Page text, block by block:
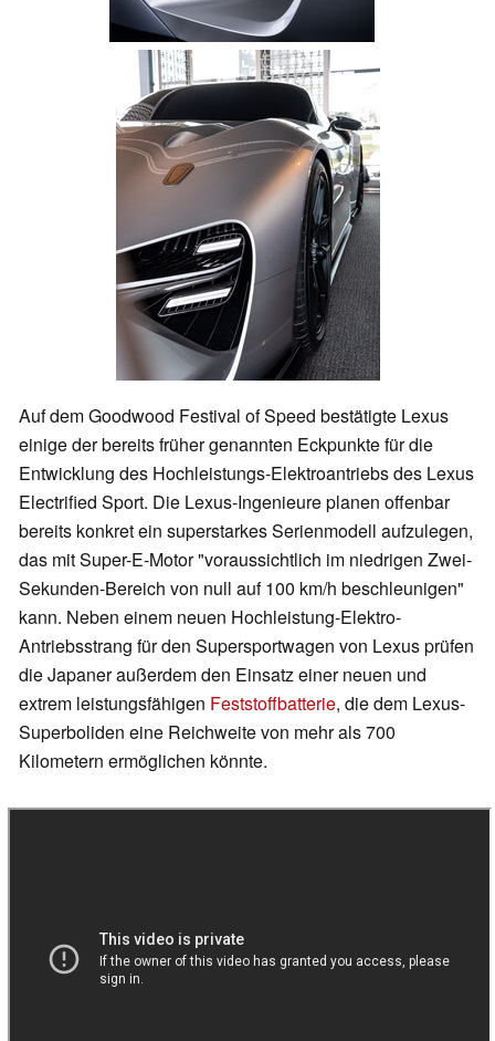
Auf dem Goodwood Festival of Speed bestätigte Lexus
einige der bereits früher genannten Eckpunkte für die
Entwicklung des Hochleistungs-Elektroantriebs des Lexus
Electrified Sport. Die Lexus-Ingenieure planen offenbar
bereits konkret ein superstarkes Serienmodell aufzulegen,
das mit Super-E-Motor "voraussichtlich im niedrigen Zwei-
Sekunden-Bereich von null auf 100 km/h beschleunigen"
kann. Neben einem neuen Hochleistung-Elektro-
Antriebsstrang für den Supersportwagen von Lexus prüfen
die Japaner außerdem den Einsatz einer neuen und
extrem leistungsfähigen Feststoffbatterie, die dem Lexus-
Superboliden eine Reichweite von mehr als 700
Kilometern ermöglichen könnte.